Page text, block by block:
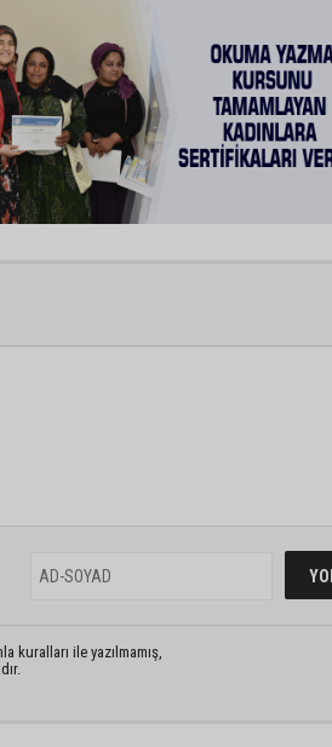
kuralları ile yazılmamış,